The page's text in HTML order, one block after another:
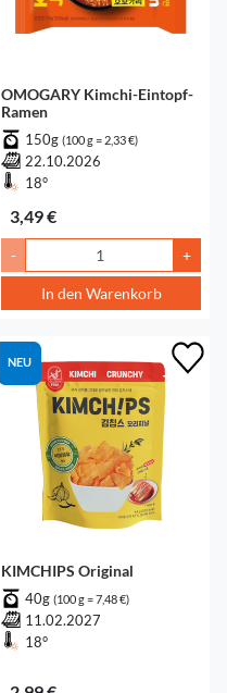
OMOGARY Kimchi-Eintopf-
Ramen
150g (100 g = 2,33 €)
22.10.2026
18°
3,49 €
- +
In den Warenkorb
NEU
KIMCHIPS Original
40g (100 g = 7,48 €)
11.02.2027
18°